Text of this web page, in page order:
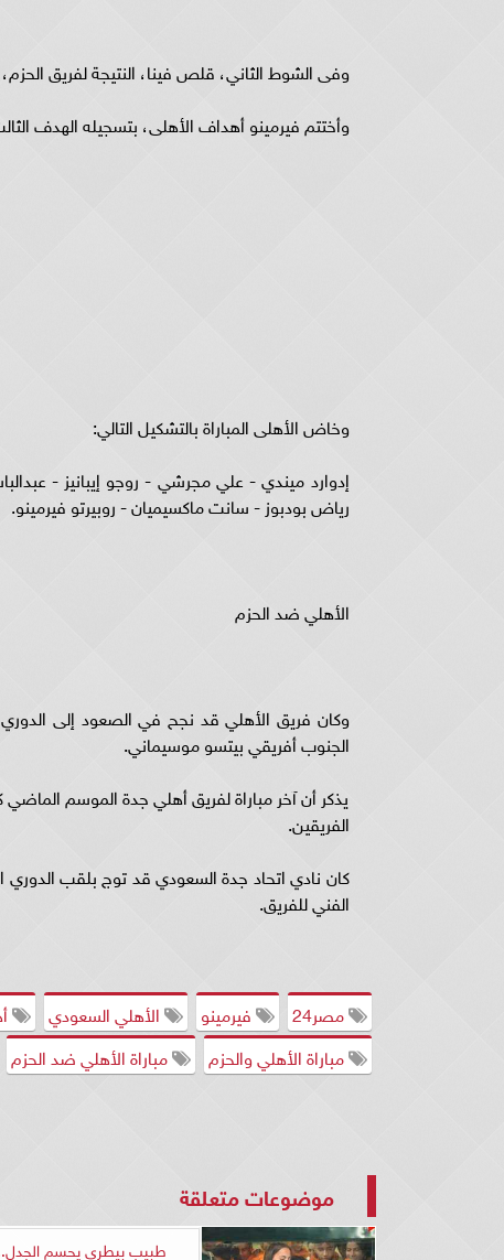
وفى الشوط الثاني، قلص فينا، النتيجة لفريق الحزم، بتسجيله
وأختتم فيرمينو أهداف الأهلى، بتسجيله الهدف الثالث
وخاض الأهلى المباراة بالتشكيل التالي:
إدوارد ميندي - علي مجرشي - روجو إيبانيز -
رياض بودبوز - سانت ماكسيميان - روبيرتو فيرمينو.
الأهلي ضد الحزم
وكان فريق الأهلي قد نجح في الصعود إلى الدوري
الجنوب أفريقي بيتسو موسيماني.
يذكر أن آخر مباراة لفريق أهلي جدة الموسم
الفريقين.
الفني للفريق.
مصر24 فيرمينو الأهلي السعودي
مباراة الأهلي والحزم
مباراة الأهلي ضد الحزم
موضوعات متعلقة
طبيب بيطري يحسم